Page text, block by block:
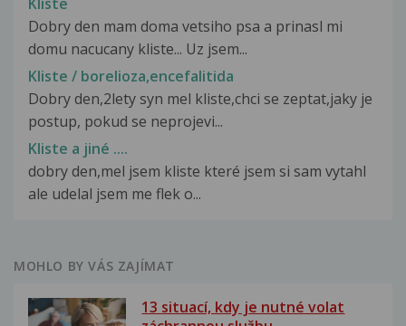
Dobry den mam doma vetsiho psa a prinasl mi
domu nacucany kliste... Uz jsem...
Kliste / borelioza,encefalitida
Dobry den,2lety syn mel kliste,chci se zeptat,jaky je
postup, pokud se neprojevi...
Kliste a jiné ....
dobry den,mel jsem kliste které jsem si sam vytahl
ale udelal jsem me flek o...
MOHLO BY VÁS ZAJÍMAT
13 situací, kdy je nutné volat